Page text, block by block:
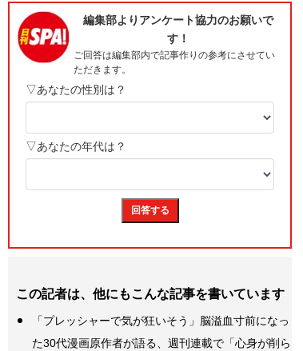
この記者は、他にもこんな記事を書いています
「プレッシャーで気が狂いそう」脳溢血寸前になっ
た30代漫画原作者が語る、週刊連載で「心身が削ら